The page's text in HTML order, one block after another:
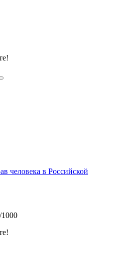
человека в Российской
1000